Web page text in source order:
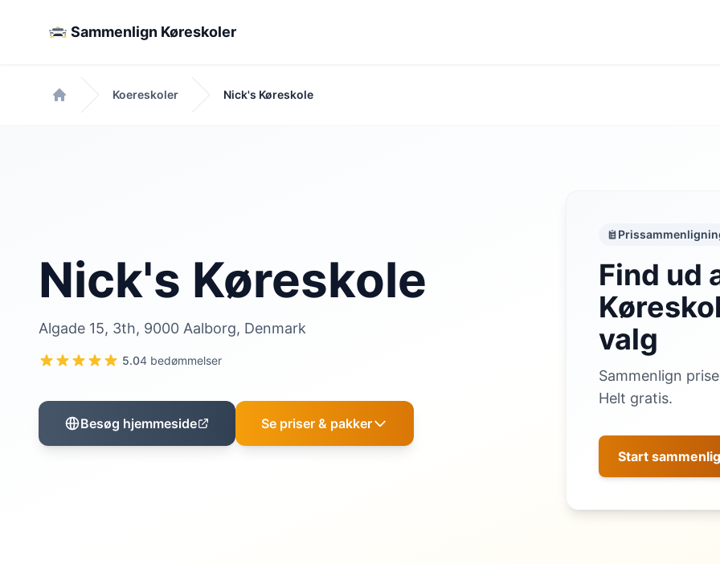
Sammenlign Køreskoler
Forside
Koereskoler Nick's Køreskole
Nick's Køreskole
Algade 15, 3th, 9000 Aalborg, Denmark
5.04 bedømmelser
Besøg hjemmeside Se priser & pakker
Find ud
valg
Sammenlign
Helt gratis.
Start